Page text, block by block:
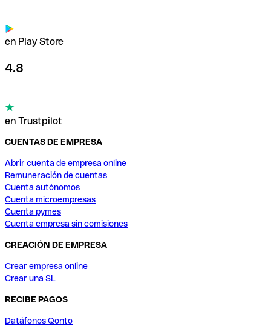
en Play Store
4.8
en Trustpilot
CUENTAS DE EMPRESA
Abrir cuenta de empresa online
Remuneración de cuentas
Cuenta autónomos
Cuenta microempresas
Cuenta pymes
Cuenta empresa sin comisiones
CREACIÓN DE EMPRESA
Crear empresa online
Crear una SL
RECIBE PAGOS
Datáfonos Qonto